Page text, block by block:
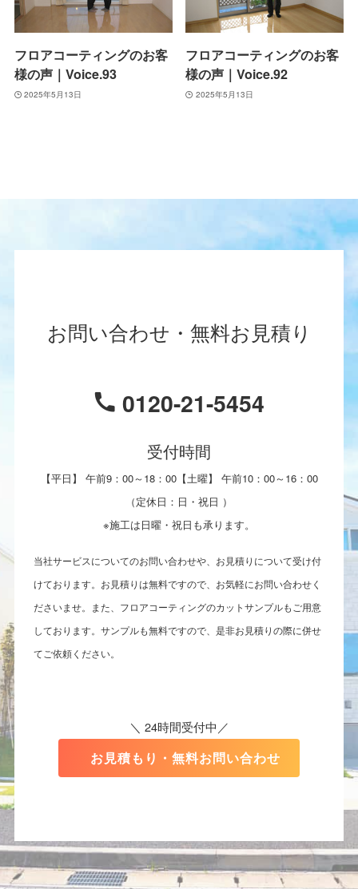
フロアコーティングのお客
様の声｜Voice.93
2025年5月13日
フロアコーティングのお客
様の声｜Voice.92
2025年5月13日
お問い合わせ・無料お見積り
0120-21-5454
受付時間
【平日】 午前9：00～18：00【土曜】 午前10：00～16：00
（定休日：日・祝日 ）
※施工は日曜・祝日も承ります。
当社サービスについてのお問い合わせや、お見積りについて受け付
けております。お見積りは無料ですので、お気軽にお問い合わせく
ださいませ。また、フロアコーティングのカットサンプルもご用意
しております。サンプルも無料ですので、是非お見積りの際に併せ
てご依頼ください。
＼ 24時間受付中／
お見積もり・無料お問い合わせ